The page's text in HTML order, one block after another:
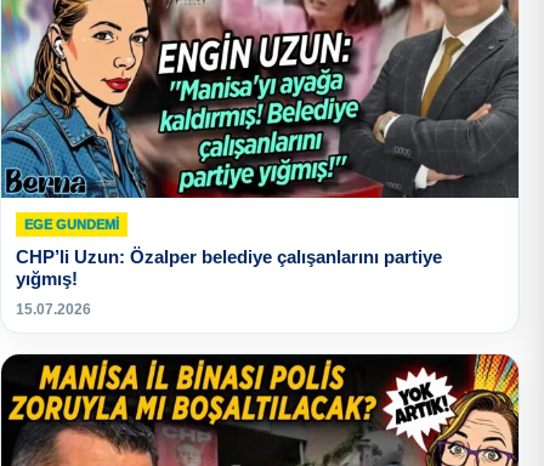
EGE GUNDEMİ
CHP’li Uzun: Özalper belediye çalışanlarını partiye
yığmış!
15.07.2026